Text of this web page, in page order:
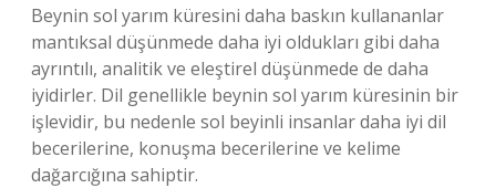
Beynin sol yarım küresini daha baskın kullananlar
mantıksal düşünmede daha iyi oldukları gibi daha
ayrıntılı, analitik ve eleştirel düşünmede de daha
iyidirler. Dil genellikle beynin sol yarım küresinin bir
işlevidir, bu nedenle sol beyinli insanlar daha iyi dil
becerilerine, konuşma becerilerine ve kelime
dağarcığına sahiptir.